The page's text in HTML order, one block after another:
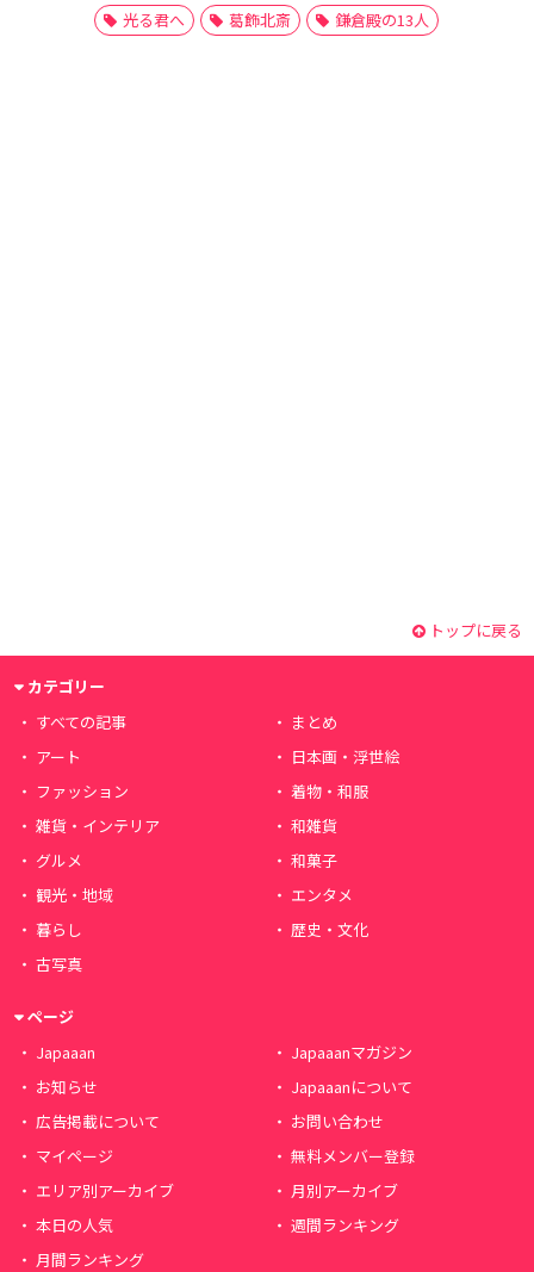
光る君へ
葛飾北斎 鎌倉殿の13人
トップに戻る
カテゴリー
すべての記事
まとめ
アート
日本画・浮世絵
ファッション
着物・和服
雑貨・インテリア
和雑貨
グルメ
和菓子
観光・地域
エンタメ
暮らし
歴史・文化
古写真
ページ
Japaaan
Japaaanマガジン
お知らせ
Japaaanについて
広告掲載について
お問い合わせ
マイページ
無料メンバー登録
エリア別アーカイブ
月別アーカイブ
本日の人気
週間ランキング
月間ランキング